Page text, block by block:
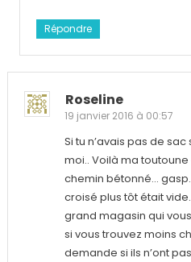
Répondre
Roseline
19 janvier 2016 à 00:57
Si tu n’avais pas de
moi.. Voilà ma
chemin bétonné…
croisé plus tôt était
grand magasin qui
si vous trouvez moins
demande si ils n’ont